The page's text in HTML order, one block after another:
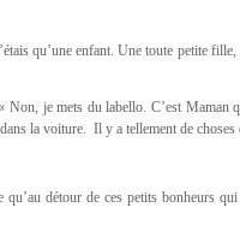
qu’une enfant. Une toute petite
je mets du labello. C’est Maman
la voiture. Il y a tellement de choses
détour de ces petits bonheurs